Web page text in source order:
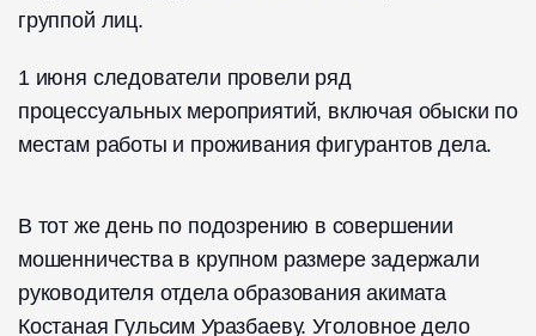
группой лиц.
1 июня следователи провели ряд
процессуальных мероприятий, включая обыски по
местам работы и проживания фигурантов дела.
В тот же день по подозрению в совершении
мошенничества в крупном размере задержали
руководителя отдела образования акимата
Костаная Гульсим Уразбаеву. Уголовное дело